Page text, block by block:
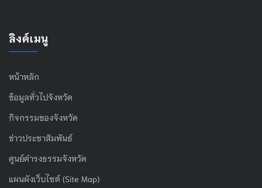
ลิงค์เมนู
หน้าหลัก
ข้อมูลทั่วไปจังหวัด
กิจกรรมของจังหวัด
ข่าวประชาสัมพันธ์
ศูนย์ดำรงธรรมจังหวัด
แผนผังเว็บไซต์ (Site Map)